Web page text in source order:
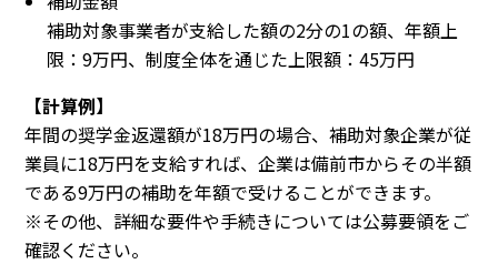
補助対象事業者が支給した額の2分の1の額、年額上
限：9万円、制度全体を通じた上限額：45万円
【計算例】
年間の奨学金返還額が18万円の場合、補助対象企業が従
業員に18万円を支給すれば、企業は備前市からその半額
である9万円の補助を年額で受けることができます。
※その他、詳細な要件や手続きについては公募要領をご
確認ください。